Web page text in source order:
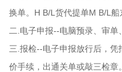
换单。H B/L货代提单M B/L船
二.电子申报--电脑预录、审单
三.报检--电子申报放行后，
价手续，出通关单或敲三检章。